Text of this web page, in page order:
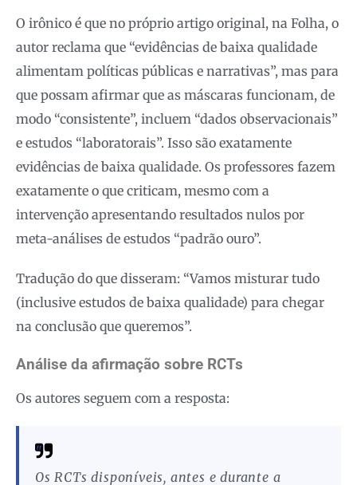
O irônico é que no próprio artigo original, na Folha, o
autor reclama que “evidências de baixa qualidade
alimentam políticas públicas e narrativas”, mas para
que possam afirmar que as máscaras funcionam, de
modo “consistente”, incluem “dados observacionais”
e estudos “laboratorais”. Isso são exatamente
evidências de baixa qualidade. Os professores fazem
exatamente o que criticam, mesmo com a
intervenção apresentando resultados nulos por
meta-análises de estudos “padrão ouro”.
Tradução do que disseram: “Vamos misturar tudo
(inclusive estudos de baixa qualidade) para chegar
na conclusão que queremos”.
Análise da afirmação sobre RCTs
Os autores seguem com a resposta:
Os RCTs disponíveis, antes e durante a